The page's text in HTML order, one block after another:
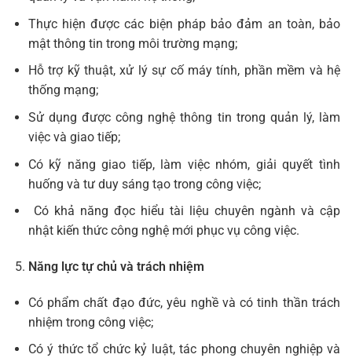
Thực hiện được các biện pháp bảo đảm an toàn, bảo
mật thông tin trong môi trường mạng;
Hỗ trợ kỹ thuật, xử lý sự cố máy tính, phần mềm và hệ
thống mạng;
Sử dụng được công nghệ thông tin trong quản lý, làm
việc và giao tiếp;
Có kỹ năng giao tiếp, làm việc nhóm, giải quyết tình
huống và tư duy sáng tạo trong công việc;
Có khả năng đọc hiểu tài liệu chuyên ngành và cập
nhật kiến thức công nghệ mới phục vụ công việc.
Năng lực tự chủ và trách nhiệm
Có phẩm chất đạo đức, yêu nghề và có tinh thần trách
nhiệm trong công việc;
Có ý thức tổ chức kỷ luật, tác phong chuyên nghiệp và